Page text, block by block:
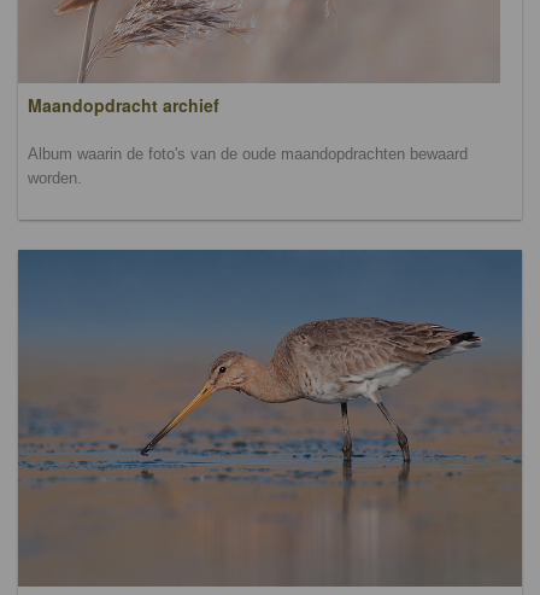
Maandopdracht archief
Album waarin de foto's van de oude maandopdrachten bewaard
worden.